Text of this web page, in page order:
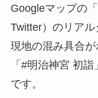
Googleマップの
Twitter）のリアル
現地の混み具合が
「#明治神宮 初
です。